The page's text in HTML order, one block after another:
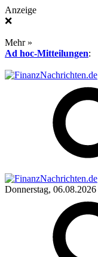
Anzeige
❌
Mehr »
Ad hoc-Mitteilungen:
Donnerstag, 06.08.2026